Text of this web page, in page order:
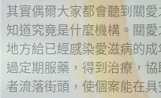
其實偶爾大家都會聽到關
知道究竟是什麼機構。關
地方給已經感染愛滋病的
過定期服藥，得到治療，
者流落街頭，使個案能在